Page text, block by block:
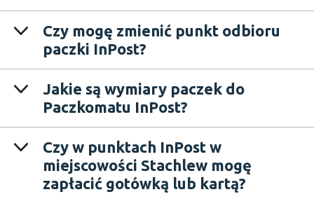
Czy mogę zmienić punkt odbioru
paczki InPost?
Jakie są wymiary paczek do
Paczkomatu InPost?
Czy w punktach InPost w
miejscowości Stachlew mogę
zapłacić gotówką lub kartą?